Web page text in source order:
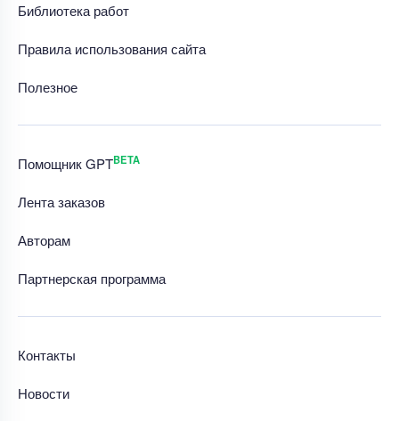
Библиотека работ
Правила использования сайта
Полезное
Помощник GPTBETA
Лента заказов
Авторам
Партнерская программа
Контакты
Новости